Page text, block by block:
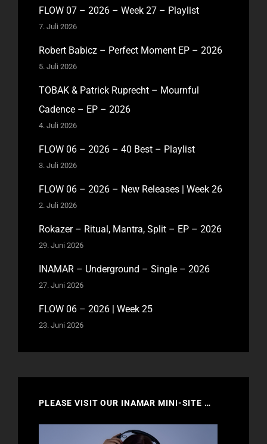
FLOW 07 – 2026 – Week 27 – Playlist
7. Juli 2026
Robert Babicz – Perfect Moment EP – 2026
5. Juli 2026
TOBAK & Patrick Ruprecht – Mournful
Cadence – EP – 2026
4. Juli 2026
FLOW 06 – 2026 – 40 Best – Playlist
3. Juli 2026
FLOW 06 – 2026 – New Releases | Week 26
2. Juli 2026
Rokazer – Ritual, Mantra, Split – EP – 2026
29. Juni 2026
INAMAR – Underground – Single – 2026
27. Juni 2026
FLOW 06 – 2026 | Week 25
23. Juni 2026
PLEASE VISIT OUR INAMAR MINI-SITE …